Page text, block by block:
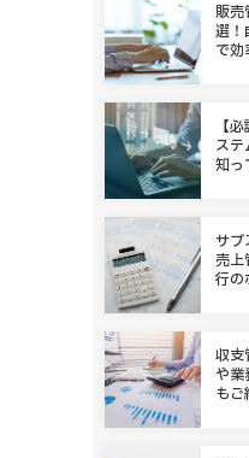
販売
選！
で効
【
ステ
知っ
サブ
売上
行の
収支
や業
もご